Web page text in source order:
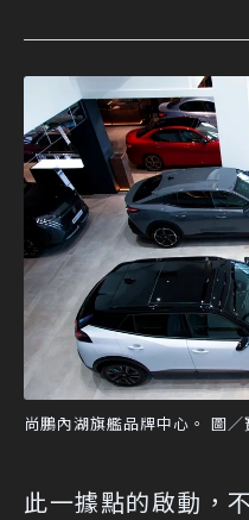
尚鵬內湖旗艦品牌中心。 圖
此一據點的啟動，